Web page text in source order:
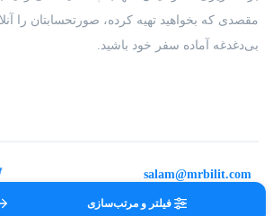
فیلتر و مرتب‌سازی
مقصدی که بخواهید تهیه کرده، صورتحسابتان را
بی‌دغدغه آماده سفر خود باشید.
تمامی حقوق برای شرکت عتیق گشت
salam@mrbilit.com